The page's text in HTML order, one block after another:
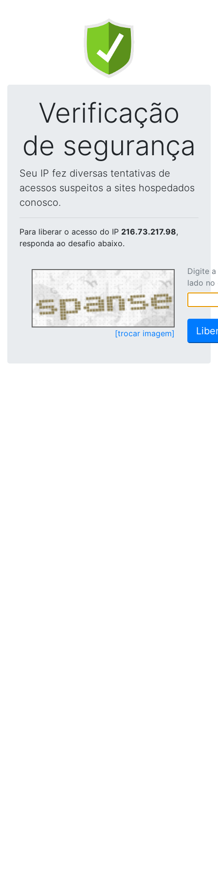
Verificação
de segurança
Seu IP fez diversas tentativas de
acessos suspeitos a sites hospedados
conosco.
Para liberar o acesso do IP 216.73.217.98,
responda ao desafio abaixo.
[trocar imagem]
Digite
lado no